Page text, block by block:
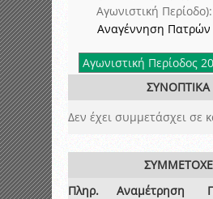
Αγωνιστική Περίοδο):
Αναγέννηση Πατρών
ΣΥΝΟΠΤΙΚΑ
Δεν έχει συμμετάσχει σε
Πληρ.
Αναμέτρηση